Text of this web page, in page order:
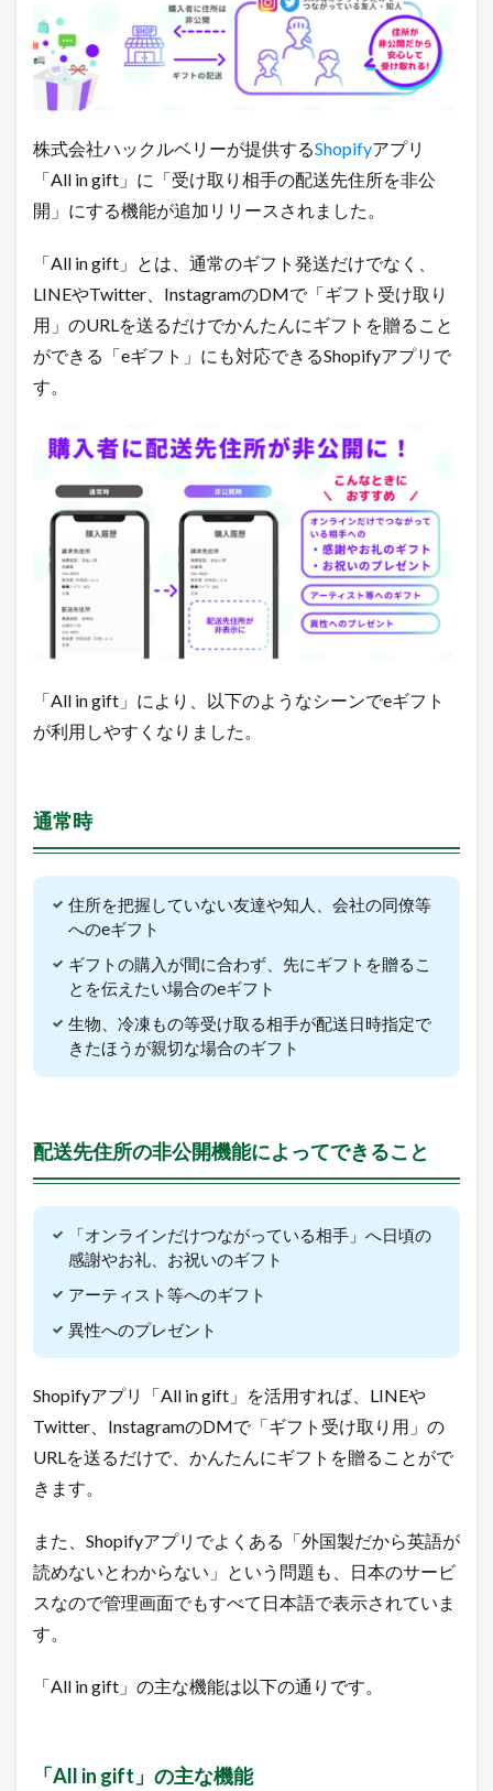
が
配
送
先
の
公
機
を
リ
ー
1.1
配
送
先
住
所
の
非
公
開
に
よ
っ
る
こ
1.3
「
A
l
l
i
n
i
f
主
な
1.4
令
和
新
料
で
ネ
ッ
ト
シ
プ
を
出
店
方
れ
株式会社ハックルベリーが提供するShopifyアプリ
「All in gift」に「受け取り相手の配送先住所を非公
開」にする機能が追加リリースされました。
「All in gift」とは、通常のギフト発送だけでなく、
LINEやTwitter、InstagramのDMで「ギフト受け取り
用」のURLを送るだけでかんたんにギフトを贈ること
ができる「eギフト」にも対応できるShopifyアプリで
す。
「All in gift」により、以下のようなシーンでeギフト
が利用しやすくなりました。
通常時
住所を把握していない友達や知人、会社の同僚等
へのeギフト
ギフトの購入が間に合わず、先にギフトを贈るこ
とを伝えたい場合のeギフト
生物、冷凍もの等受け取る相手が配送日時指定で
きたほうが親切な場合のギフト
配送先住所の非公開機能によってできること
「オンラインだけつながっている相手」へ日頃の
感謝やお礼、お祝いのギフト
アーティスト等へのギフト
異性へのプレゼント
Shopifyアプリ「All in gift」を活用すれば、LINEや
Twitter、InstagramのDMで「ギフト受け取り用」の
URLを送るだけで、かんたんにギフトを贈ることがで
きます。
また、Shopifyアプリでよくある「外国製だから英語が
読めないとわからない」という問題も、日本のサービ
スなので管理画面でもすべて日本語で表示されていま
す。
「All in gift」の主な機能は以下の通りです。
「All in gift」の主な機能